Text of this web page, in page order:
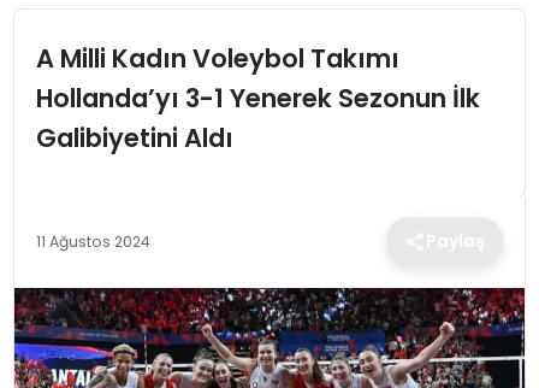
EKONOMI
SIYASET
MAGAZIN
A Milli Kadın Voleybol Takımı
Hollanda’yı 3-1 Yenerek Sezonun İlk
Galibiyetini Aldı
11 Ağustos 2024